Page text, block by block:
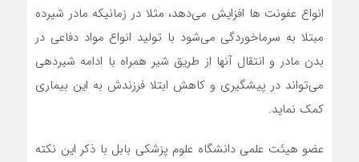
انواع عفونت ها افزایش می‌دهد، مثلا در زمانیکه مادر شیرده
مبتلا به سرماخوردگی می‌شود با تولید انواع مواد دفاعی در
بدن مادر و انتقال آنها از طریق شیر همراه با ادامه شیردهی
می‌تواند در پیشگیری و کاهش ابتلا فرزندش به این بیماری
کمک‌ نماید.
عضو هیئت علمی دانشگاه علوم پزشکی بابل با ذکر این نکته